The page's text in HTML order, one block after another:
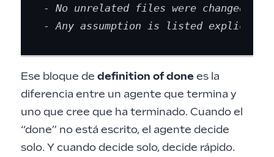
- No unrelated files were changed
Ese bloque de definition of donees la
diferencia entre un agente que termina y
uno que cree que ha terminado. Cuando el
“done” no está escrito, el agente decide
solo. Y cuando decide solo, decide rápido.